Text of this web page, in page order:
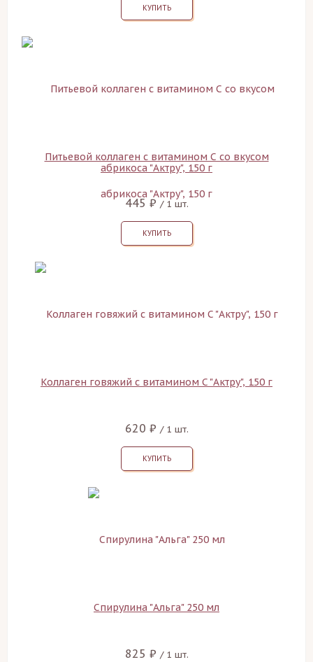
КУПИТЬ
Питьевой коллаген с витамином С со вкусом
абрикоса "Актру", 150 г
445 ₽ / 1 шт.
КУПИТЬ
Коллаген говяжий с витамином C "Актру", 150 г
620 ₽ / 1 шт.
КУПИТЬ
Спирулина "Альга" 250 мл
825 ₽ / 1 шт.